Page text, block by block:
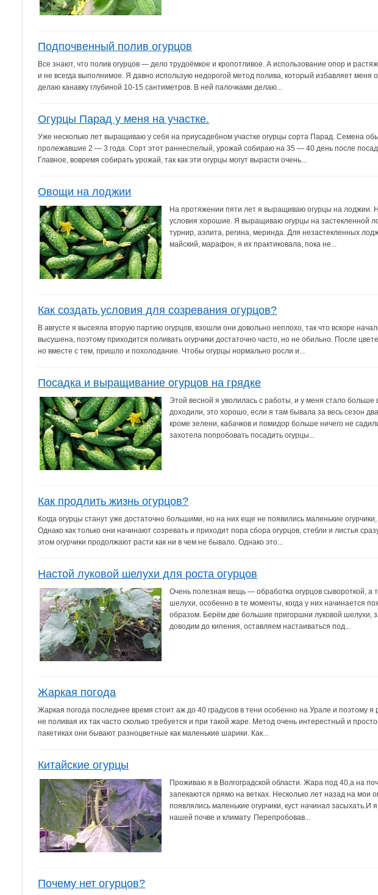
Подпочвенный полив огурцов
Все знают, что полив огурцов — дело трудоёмкое и кропотливое. А использование опор и
и не всегда выполнимое. Я давно использую недорогой метод полива, который избавляет меня
делаю канавку глубиной 10-15 сантиметров. В ней палочками делаю...
Огурцы Парад у меня на участке.
Уже несколько лет выращиваю у себя на приусадебном участке огурцы сорта Парад. Семена
пролежавшие 2 — 3 года. Сорт этот раннеспелый, урожай собираю на 35 — 40 день после
Главное, вовремя собирать урожай, так как эти огурцы могут вырасти очень...
Овощи на лоджии
На протяжении пяти лет я выращиваю огурцы на лоджии.
условия хорошие. Я выращиваю огурцы на застекленной
турнир, аэлита, регина, меринда. Для незастекленных
майский, марафон, я их практиковала, пока не...
Как создать условия для созревания огурцов?
В августе я высеяла вторую партию огурцов, взошли они довольно неплохо, так что вскоре
высушена, поэтому приходится поливать огурчики достаточно часто, но не обильно. После
но вместе с тем, пришло и похолодание. Чтобы огурцы нормально росли и...
Посадка и выращивание огурцов на грядке
Этой весной я уволилась с работы, и у меня стало больше
доходили, это хорошо, если я там бывала за весь сезон
кроме зелени, кабачков и помидор больше ничего не
захотела попробовать посадить огурцы...
Как продлить жизнь огурцов?
Когда огурцы станут уже достаточно большими, но на них еще не появились маленькие
Однако как только они начинают созревать и приходит пора сбора огурцов, стебли и листья
этом огурчики продолжают расти как ни в чем не бывало. Однако это...
Настой луковой шелухи для роста огурцов
Очень полезная вещь — обработка огурцов сывороткой, а
шелухи, особенно в те моменты, когда у них начинается
образом. Берём две большие пригоршни луковой шелухи,
доводим до кипения, оставляем настаиваться под...
Жаркая погода
Жаркая погода последнее время стоит аж до 40 градусов в тени особенно на Урале и поэтому я
не поливая их так часто сколько требуется и при такой жаре. Метод очень интерестный и
пакетиках они бывают разноцветные как маленькие шарики. Как...
Китайские огурцы
Проживаю я в Волгоградской области. Жара под 40,а на
запекаются прямо на ветках. Несколько лет назад на мои
появлялись маленькие огурчики, куст начинал
нашей почве и климату. Перепробовав...
Почему нет огурцов?